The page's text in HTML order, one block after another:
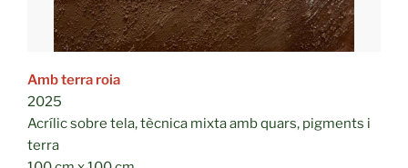
Amb terra roia
2025
Acrílic sobre tela, tècnica mixta amb quars, pigments i
terra